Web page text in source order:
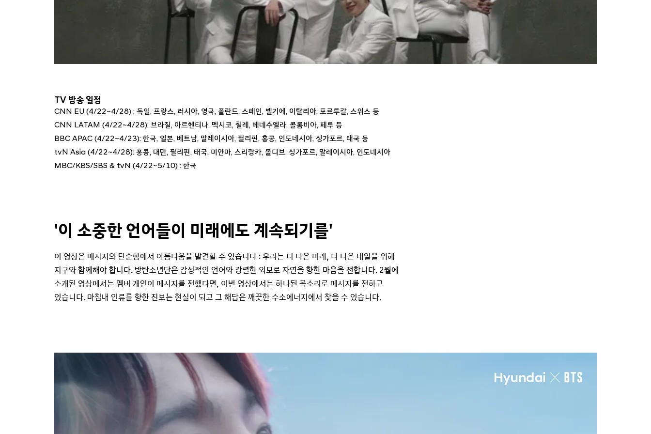
TV 방송 일정
CNN EU (4/22~4/28) : 독일, 프랑스, 러시아, 영국, 폴란드, 스페인, 벨기에, 이탈리아, 포르투갈, 스위스 등
CNN LATAM (4/22~4/28): 브라질, 아르헨티나, 멕시코, 칠레, 베네수엘라, 콜롬비아, 페루 등
BBC APAC (4/22~4/23): 한국, 일본, 베트남, 말레이시아, 필리핀, 홍콩, 인도네시아, 싱가포르, 태국 등
tvN Asia (4/22~4/28): 홍콩, 대만, 필리핀, 태국, 미얀마, 스리랑카, 몰디브, 싱가포르, 말레이시아, 인도네시아
MBC/KBS/SBS & tvN (4/22~5/10) : 한국
'이 소중한 언어들이 미래에도 계속되기를'
이 영상은 메시지의 단순함에서 아름다움을 발견할 수 있습니다 : 우리는 더 나은 미래, 더 나은 내일을 위해
지구와 함께해야 합니다. 방탄소년단은 감성적인 언어와 강렬한 외모로 자연을 향한 마음을 전합니다. 2월에
소개된 영상에서는 멤버 개인이 메시지를 전했다면, 이번 영상에서는 하나된 목소리로 메시지를 전하고
있습니다. 마침내 인류를 향한 진보는 현실이 되고 그 해답은 깨끗한 수소에너지에서 찾을 수 있습니다.